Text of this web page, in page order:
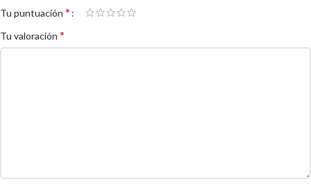
Tu puntuación *
Tu valoración *